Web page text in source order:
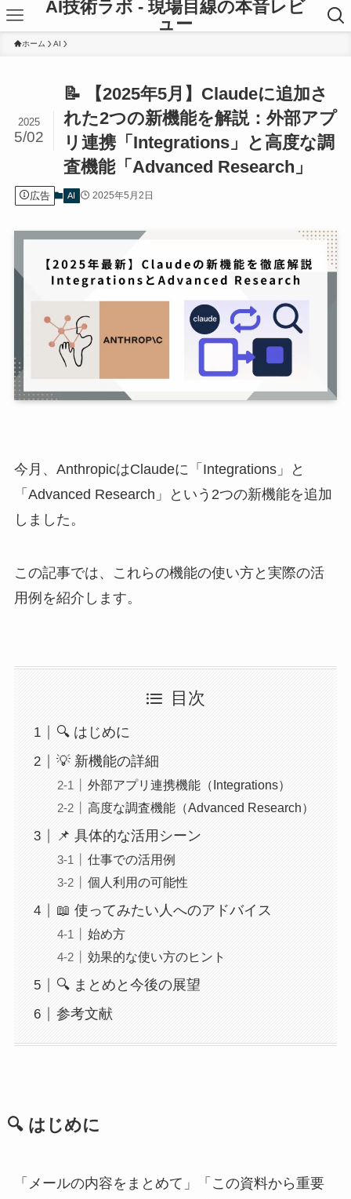
AI技術ラボ - 現場目線の本音レビ
ュー
ホーム AI
📝 【2025年5月】Claudeに追加さ
れた2つの新機能を解説：外部アプ
リ連携「Integrations」と高度な調
査機能「Advanced Research」
2025
5/02
広告 AI 2025年5月2日
今月、AnthropicはClaudeに「Integrations」と
「Advanced Research」という2つの新機能を追加
しました。
この記事では、これらの機能の使い方と実際の活
用例を紹介します。
目次
🔍 はじめに
💡 新機能の詳細
外部アプリ連携機能（Integrations）
高度な調査機能（Advanced Research）
📌 具体的な活用シーン
仕事での活用例
個人利用の可能性
📖 使ってみたい人へのアドバイス
始め方
効果的な使い方のヒント
🔍 まとめと今後の展望
参考文献
🔍 はじめに
「メールの内容をまとめて」「この資料から重要